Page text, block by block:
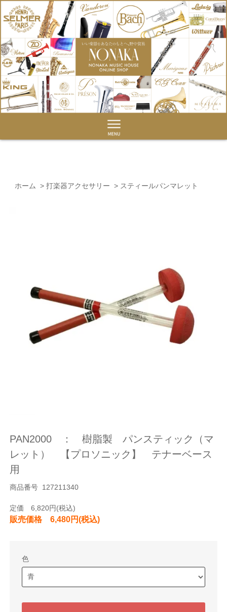
ホーム > 打楽器アクセサリー > スティールパンマレット
PAN2000 ： 樹脂製 パンスティック（マ
レット） 【プロソニック】 テナーベース
用
商品番号 127211340
定価 6,820円(税込)
販売価格 6,480円(税込)
色